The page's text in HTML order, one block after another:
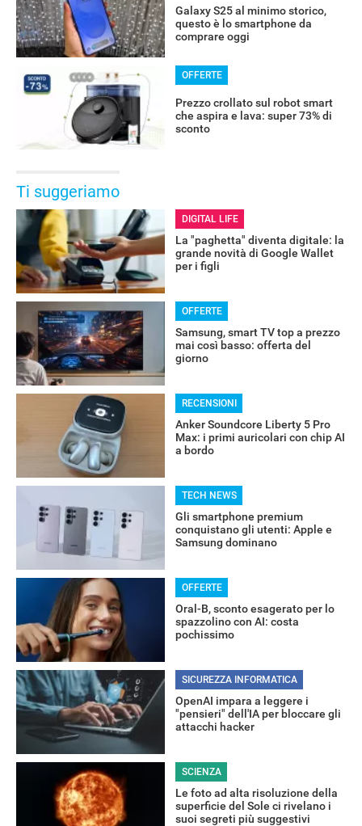
Galaxy S25 al minimo storico,
questo è lo smartphone da
comprare oggi
OFFERTE
Prezzo crollato sul robot smart
che aspira e lava: super 73% di
sconto
Ti suggeriamo
DIGITAL LIFE
La "paghetta" diventa digitale: la
grande novità di Google Wallet
per i figli
OFFERTE
Samsung, smart TV top a prezzo
mai così basso: offerta del
giorno
RECENSIONI
Anker Soundcore Liberty 5 Pro
Max: i primi auricolari con chip AI
a bordo
TECH NEWS
Gli smartphone premium
conquistano gli utenti: Apple e
Samsung dominano
OFFERTE
Oral-B, sconto esagerato per lo
spazzolino con AI: costa
pochissimo
SICUREZZA INFORMATICA
OpenAI impara a leggere i
"pensieri" dell'IA per bloccare gli
attacchi hacker
SCIENZA
Le foto ad alta risoluzione della
superficie del Sole ci rivelano i
suoi segreti più suggestivi